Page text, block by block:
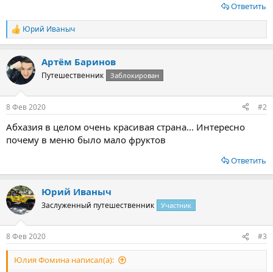
Ответить
Р
е
к
ц
и
Юрий Иваныч
Артём Баринов
Путешественник Заблокирован
8 Фев 2020 #2
Абхазия в целом очень красивая страна... Интересно
почему в меню было мало фруктов
Ответить
Юрий Иваныч
Заслуженный путешественник Участник
8 Фев 2020 #3
Юлия Фомина написал(а):